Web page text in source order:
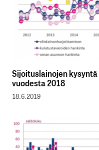
Sijoituslainojen
vuodesta 2018
18.6.2019